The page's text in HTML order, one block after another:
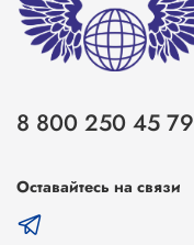
8 800 250 45 79
Оставайтесь на связи